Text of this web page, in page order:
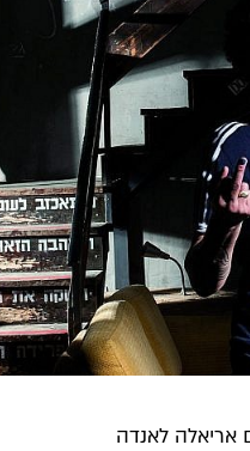
אריאלה לאנדה